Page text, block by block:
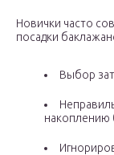
Новички часто
посадки
Выбор
накоплению